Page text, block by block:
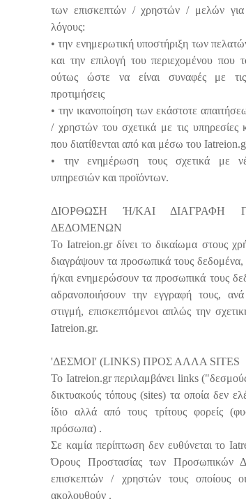
των επισκεπτών / χρηστών / μελών για
λόγους:
• την ενημερωτική υποστήριξη των
και την επιλογή του περιεχομένου που
ούτως ώστε να είναι συναφές με τις
προτιμήσεις
• την ικανοποίηση των εκάστοτε
/ χρηστών του σχετικά με τις υπηρεσίες
που διατίθενται από και μέσω του
• την ενημέρωση τους σχετικά με
υπηρεσιών και προϊόντων.
ΔΙΟΡΘΩΣΗ Ή/ΚΑΙ ΔΙΑΓΡΑΦΗ
ΔΕΔΟΜΕΝΩΝ
Το Iatreion.gr δίνει το δικαίωμα στους
διαγράψουν τα προσωπικά τους
ή/και ενημερώσουν τα προσωπικά τους
αδρανοποιήσουν την εγγραφή τους,
στιγμή, επισκεπτόμενοι απλώς την
Iatreion.gr.
'ΔΕΣΜΟΙ' (LINKS) ΠΡΟΣ ΑΛΛΑ SITES
Το Iatreion.gr περιλαμβάνει links
δικτυακούς τόπους (sites) τα οποία δεν
ίδιο αλλά από τους τρίτους φορείς
πρόσωπα) .
Σε καμία περίπτωση δεν ευθύνεται το
Όρους Προστασίας των Προσωπικών
επισκεπτών / χρηστών τους οποίους
ακολουθούν .